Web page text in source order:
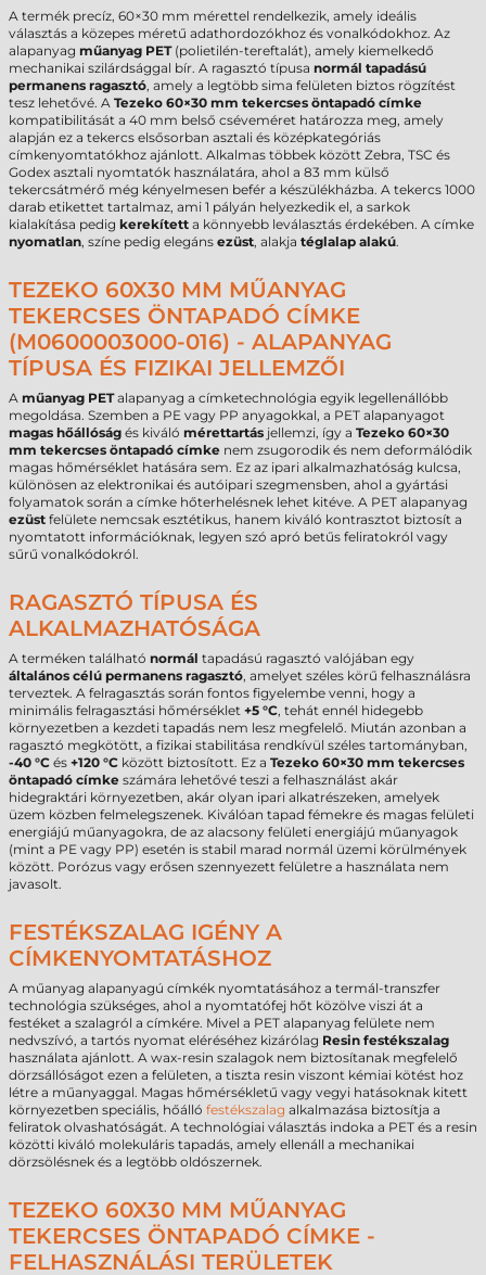
A termék precíz, 60×30 mm mérettel rendelkezik, amely ideális
választás a közepes méretű adathordozókhoz és vonalkódokhoz. Az
alapanyag műanyag PET(polietilén-tereftalát), amely kiemelkedő
mechanikai szilárdsággal bír. A ragasztó típusa normál tapadású
permanens ragasztó, amely a legtöbb sima felületen biztos rögzítést
tesz lehetővé. A Tezeko 60×30 mm tekercses öntapadó címke
kompatibilitását a 40 mm belső cséveméret határozza meg, amely
alapján ez a tekercs elsősorban asztali és középkategóriás
címkenyomtatókhoz ajánlott. Alkalmas többek között Zebra, TSC és
Godex asztali nyomtatók használatára, ahol a 83 mm külső
tekercsátmérő még kényelmesen befér a készülékházba. A tekercs 1000
darab etikettet tartalmaz, ami 1 pályán helyezkedik el, a sarkok
kialakítása pedig kerekített a könnyebb leválasztás érdekében. A címke
nyomatlan, színe pedig elegáns ezüst, alakja téglalap alakú.
TEZEKO 60X30 MM MŰANYAG
TEKERCSES ÖNTAPADÓ CÍMKE
(M0600003000-016) - ALAPANYAG
TÍPUSA ÉS FIZIKAI JELLEMZŐI
A műanyag PETalapanyag a címketechnológia egyik legellenállóbb
megoldása. Szemben a PE vagy PP anyagokkal, a PET alapanyagot
magas hőállóság és kiváló mérettartás jellemzi, így a Tezeko 60×30
mm tekercses öntapadó címke nem zsugorodik és nem deformálódik
magas hőmérséklet hatására sem. Ez az ipari alkalmazhatóság kulcsa,
különösen az elektronikai és autóipari szegmensben, ahol a gyártási
folyamatok során a címke hőterhelésnek lehet kitéve. A PET alapanyag
ezüst felülete nemcsak esztétikus, hanem kiváló kontrasztot biztosít a
nyomtatott információknak, legyen szó apró betűs feliratokról vagy
sűrű vonalkódokról.
RAGASZTÓ TÍPUSA ÉS
ALKALMAZHATÓSÁGA
A terméken található normál tapadású ragasztó valójában egy
általános célú permanens ragasztó, amelyet széles körű felhasználásra
terveztek. A felragasztás során fontos figyelembe venni, hogy a
minimális felragasztási hőmérséklet +5 °C, tehát ennél hidegebb
környezetben a kezdeti tapadás nem lesz megfelelő. Miután azonban a
ragasztó megkötött, a fizikai stabilitása rendkívül széles tartományban,
-40 °C és +120 °C között biztosított. Ez a Tezeko 60×30 mm tekercses
öntapadó címke számára lehetővé teszi a felhasználást akár
hidegraktári környezetben, akár olyan ipari alkatrészeken, amelyek
üzem közben felmelegszenek. Kiválóan tapad fémekre és magas felületi
energiájú műanyagokra, de az alacsony felületi energiájú műanyagok
(mint a PE vagy PP) esetén is stabil marad normál üzemi körülmények
között. Porózus vagy erősen szennyezett felületre a használata nem
javasolt.
FESTÉKSZALAG IGÉNY A
CÍMKENYOMTATÁSHOZ
A műanyag alapanyagú címkék nyomtatásához a termál-transzfer
technológia szükséges, ahol a nyomtatófej hőt közölve viszi át a
festéket a szalagról a címkére. Mivel a PET alapanyag felülete nem
nedvszívó, a tartós nyomat eléréséhez kizárólag Resin festékszalag
használata ajánlott. A wax-resin szalagok nem biztosítanak megfelelő
dörzsállóságot ezen a felületen, a tiszta resin viszont kémiai kötést hoz
létre a műanyaggal. Magas hőmérsékletű vagy vegyi hatásoknak kitett
környezetben speciális, hőálló festékszalag alkalmazása biztosítja a
feliratok olvashatóságát. A technológiai választás indoka a PET és a resin
közötti kiváló molekuláris tapadás, amely ellenáll a mechanikai
dörzsölésnek és a legtöbb oldószernek.
TEZEKO 60X30 MM MŰANYAG
TEKERCSES ÖNTAPADÓ CÍMKE -
FELHASZNÁLÁSI TERÜLETEK